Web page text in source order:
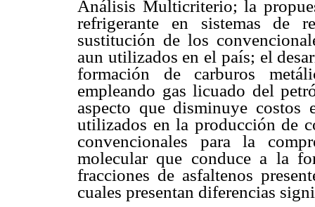
Análisis Multicriterio; la
refrigerante en sistemas de
sustitución de los
aun utilizados en el país; el
formación de carburos
empleando gas licuado del
aspecto que disminuye costos
utilizados en la producción de
convencionales para la
molecular que conduce a la
fracciones de asfaltenos
cuales presentan diferencias